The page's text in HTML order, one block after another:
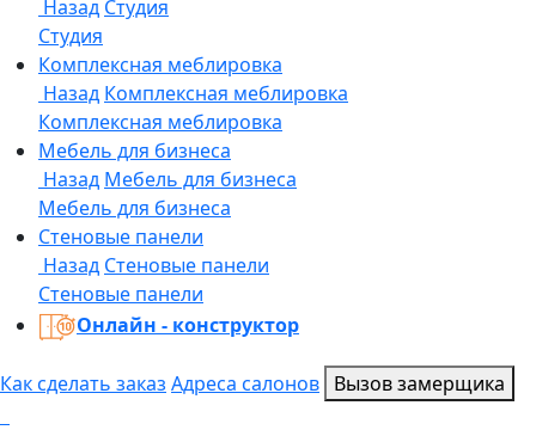
Онлайн - конструктор
Как сделать заказ Адреса салонов Вызов замерщика